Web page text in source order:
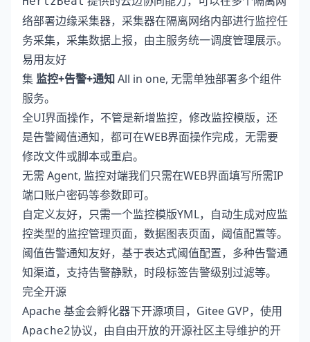
络部署边缘采集器，采集器在隔离网络内部进行监控任
务采集，采集数据上报，由主服务统一调度管理展示。
易用友好
集监控+告警+通知All in one, 无需单独部署多个组件
服务。
全UI界面操作，不管是新增监控，修改监控模版，还
是告警阈值通知，都可在WEB界面操作完成，无需要
修改文件或脚本或重启。
无需 Agent, 监控对端我们只需在WEB界面填写所需IP
端口账户密码等参数即可。
自定义友好，只需一个监控模版YML，自动生成对应监
控类型的监控管理页面，数据图表页面，阈值配置等。
阈值告警通知友好，基于表达式阈值配置，多种告警通
知渠道，支持告警静默，时段标签告警级别过滤等。
完全开源
Apache 基金会孵化器下开源项目，Gitee GVP，使用
Apache2协议，由自由开放的开源社区主导维护的开